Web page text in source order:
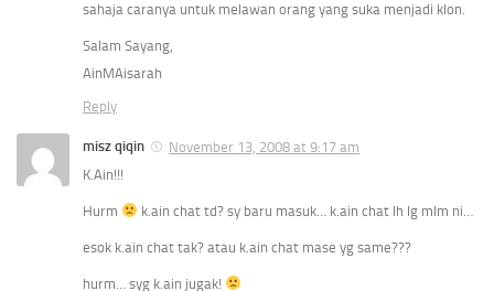
sahaja caranya untuk melawan orang yang suka menjadi klon.
Salam Sayang,
AinMAisarah
Reply
misz qiqin
November 13, 2008 at 9:17 am
K.Ain!!!
Hurm k.ain chat td? sy baru masuk… k.ain chat lh lg mlm ni…
esok k.ain chat tak? atau k.ain chat mase yg same???
hurm… syg k.ain jugak!